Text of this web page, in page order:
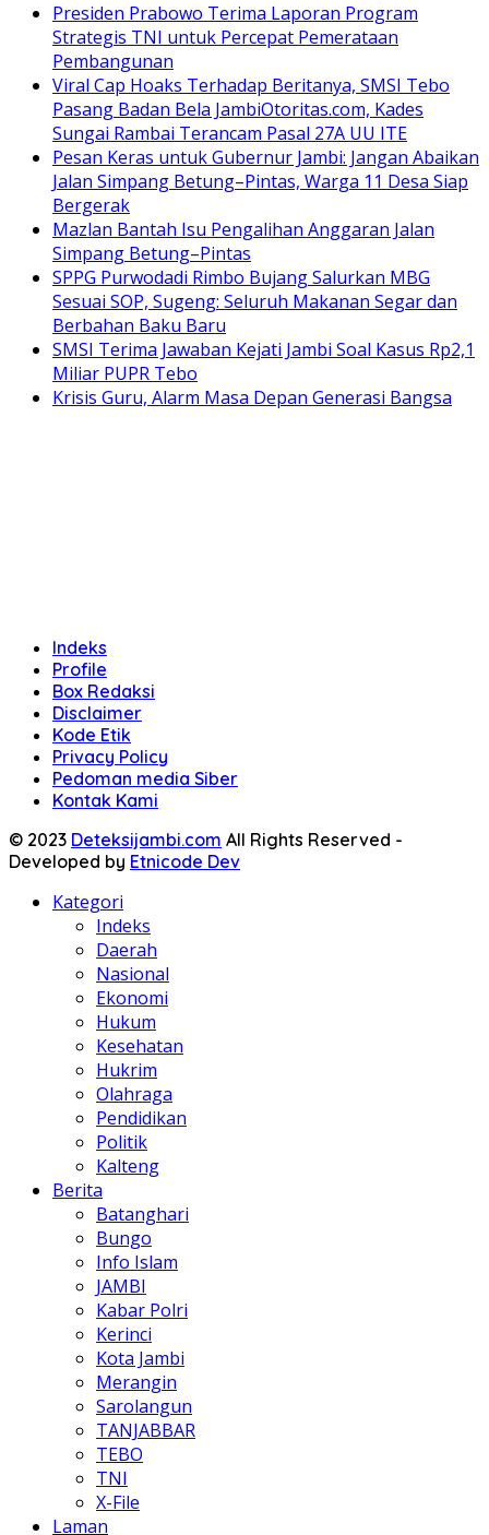
Presiden Prabowo Terima Laporan Program
Strategis TNI untuk Percepat Pemerataan
Pembangunan
Viral Cap Hoaks Terhadap Beritanya, SMSI Tebo
Pasang Badan Bela JambiOtoritas.com, Kades
Sungai Rambai Terancam Pasal 27A UU ITE
Pesan Keras untuk Gubernur Jambi: Jangan Abaikan
Jalan Simpang Betung–Pintas, Warga 11 Desa Siap
Bergerak
Mazlan Bantah Isu Pengalihan Anggaran Jalan
Simpang Betung–Pintas
SPPG Purwodadi Rimbo Bujang Salurkan MBG
Sesuai SOP, Sugeng: Seluruh Makanan Segar dan
Berbahan Baku Baru
SMSI Terima Jawaban Kejati Jambi Soal Kasus Rp2,1
Miliar PUPR Tebo
Krisis Guru, Alarm Masa Depan Generasi Bangsa
Indeks
Profile
Box Redaksi
Disclaimer
Kode Etik
Privacy Policy
Pedoman media Siber
Kontak Kami
© 2023 Deteksijambi.com All Rights Reserved -
Developed by Etnicode Dev
Kategori
Indeks
Daerah
Nasional
Ekonomi
Hukum
Kesehatan
Hukrim
Olahraga
Pendidikan
Politik
Kalteng
Berita
Batanghari
Bungo
Info Islam
JAMBI
Kabar Polri
Kerinci
Kota Jambi
Merangin
Sarolangun
TANJABBAR
TEBO
TNI
X-File
Laman